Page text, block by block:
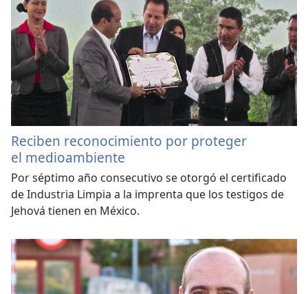
Reciben reconocimiento por proteger
el medioambiente
Por séptimo año consecutivo se otorgó el certificado
de Industria Limpia a la imprenta que los testigos de
Jehová tienen en México.